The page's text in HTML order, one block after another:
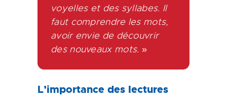
voyelles et des syllabes. Il
faut comprendre les mots,
avoir envie de découvrir
des nouveaux mots. »
L’importance des lectures